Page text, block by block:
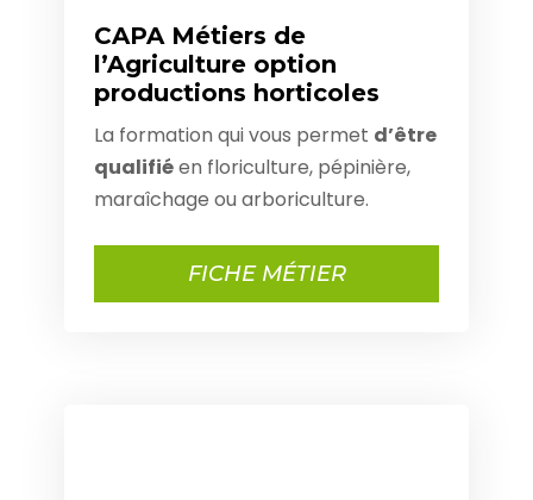
CAPA Métiers de
l’Agriculture option
productions horticoles
La formation qui vous permet d’être
qualifiéen floriculture, pépinière,
maraîchage ou arboriculture.
FICHE MÉTIER